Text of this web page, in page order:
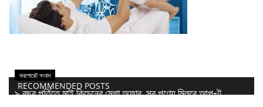
RECOMMENDED POSTS
করপোরেট সংবাদ
৯ বছর পূর্তিতে মাই কিচেনের মেগা অফার, সব পণ্যে মিলবে আপ-টু...